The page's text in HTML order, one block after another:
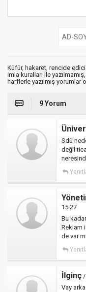
Küfür, hakaret, rencide
imla kuralları ile
harflerle yazılmış yorumlar
9 Yorum
Sdü
değil
15:27
Bu
Reklam
de var
İlginç /
Vay